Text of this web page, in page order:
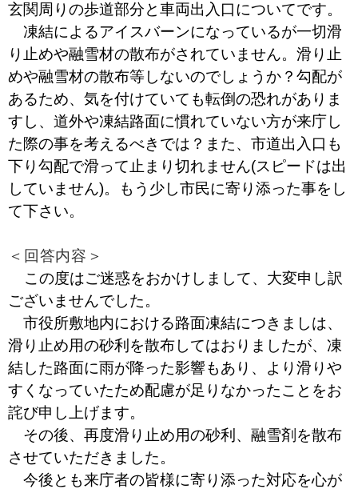
玄関周りの歩道部分と車両出入口についてです。
凍結によるアイスバーンになっているが一切滑
り止めや融雪材の散布がされていません。滑り止
めや融雪材の散布等しないのでしょうか？勾配が
あるため、気を付けていても転倒の恐れがありま
すし、道外や凍結路面に慣れていない方が来庁し
た際の事を考えるべきでは？また、市道出入口も
下り勾配で滑って止まり切れません(スピードは出
していません)。もう少し市民に寄り添った事をし
て下さい。
＜回答内容＞
この度はご迷惑をおかけしまして、大変申し訳
ございませんでした。
市役所敷地内における路面凍結につきましは、
滑り止め用の砂利を散布してはおりましたが、凍
結した路面に雨が降った影響もあり、より滑りや
すくなっていたため配慮が足りなかったことをお
詫び申し上げます。
その後、再度滑り止め用の砂利、融雪剤を散布
させていただきました。
今後とも来庁者の皆様に寄り添った対応を心が